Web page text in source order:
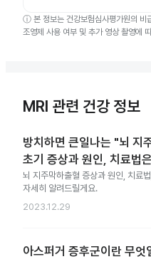
ⓘ 본 정보는 건강보험심사평가원의 비
조영제 사용 여부 및 추가 영상 촬영에
MRI 관련 건강 정보
방치하면 큰일나는 "뇌 지
초기 증상과 원인, 치료법
뇌 지주막하출혈 증상과 원인, 치료
자세히 알려드릴게요.
2023.12.29
아스퍼거 증후군이란 무엇